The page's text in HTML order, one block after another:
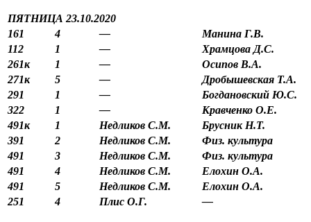
ПЯТНИЦА 23.10.2020
161
4 —
Манина Г.В.
112
1 —
Храмцова Д.С.
261к
1 —
Осипов В.А.
271к
5 —
Дробышевская Т.А.
291
1 —
Богдановский Ю.С.
322
1 —
Кравченко О.Е.
491к
1 Недликов С.М.
Брусник Н.Т.
391
2 Недликов С.М.
Физ. культура
491
3 Недликов С.М.
Физ. культура
491
4 Недликов С.М.
Елохин О.А.
491
5 Недликов С.М.
Елохин О.А.
251
4 Плис О.Г. —